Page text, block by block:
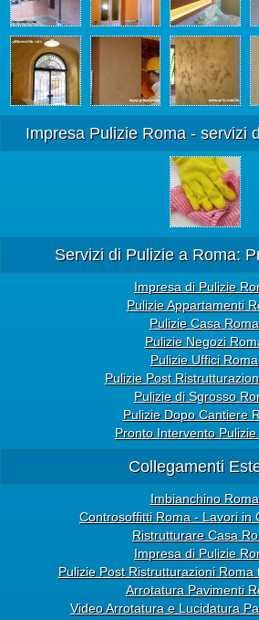
Impresa Pulizie Roma - servizi
Servizi di Pulizie a Roma:
Impresa di Pulizie
Pulizie Appartamenti
Pulizie Casa Roma
Pulizie Negozi
Pulizie Uffici Roma
Pulizie Post
Pulizie di Sgrosso
Pulizie Dopo Cantiere
Pronto Intervento
Collegamenti
Imbianchino Roma
Controsoffitti Roma - Lavori in
Ristrutturare Casa
Impresa di Pulizie
Pulizie Post Ristrutturazioni Roma
Arrotatura Pavimenti
Video Arrotatura e Lucidatura